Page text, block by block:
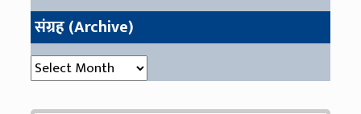
संग्रह (Archive)
संग्रह (Archive)